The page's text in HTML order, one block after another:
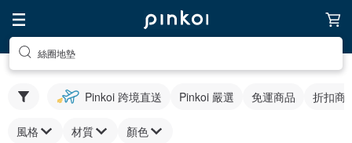
絲圈地墊
Pinkoi 跨境直送 Pinkoi 嚴選 免運商品 折扣商
風格 材質 顏色